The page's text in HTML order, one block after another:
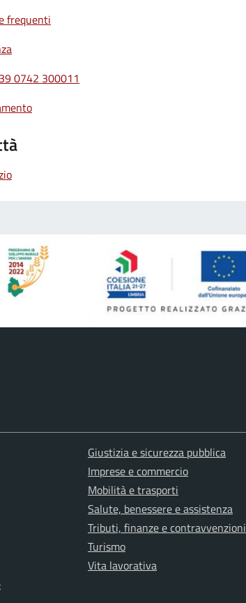
frequenti
0742 300011
Giustizia e sicurezza pubblica
Imprese e commercio
Mobilità e trasporti
Salute, benessere e assistenza
Tributi, finanze e contravvenzioni
Turismo
Vita lavorativa